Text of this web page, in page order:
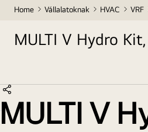
Home Vállalatoknak HVAC VRF
MULTI V Hydro
Megosztás
MULTI V